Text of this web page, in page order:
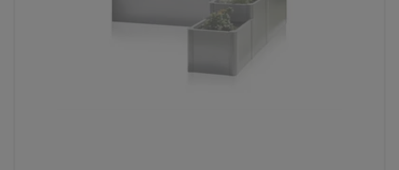
3 kleurvariaties